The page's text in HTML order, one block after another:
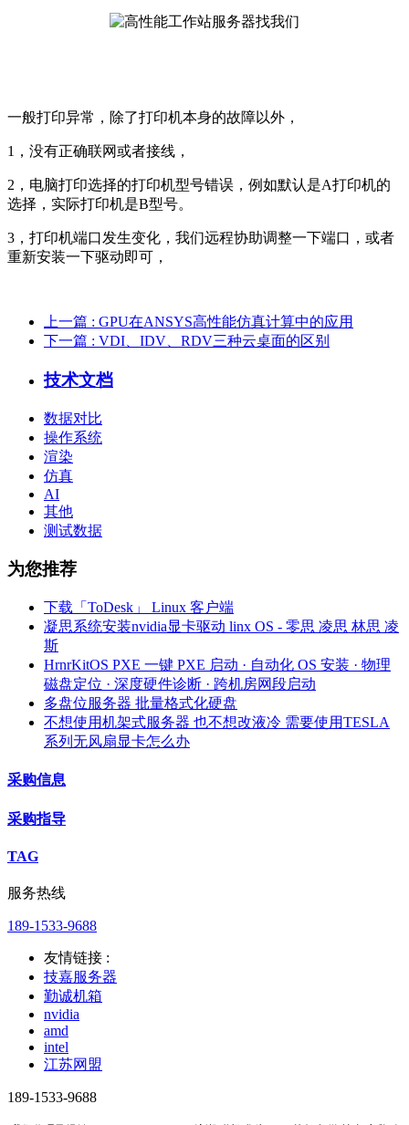
一般打印异常，除了打印机本身的故障以外，
1，没有正确联网或者接线，
2，电脑打印选择的打印机型号错误，例如默认是A打印机的
选择，实际打印机是B型号。
3，打印机端口发生变化，我们远程协助调整一下端口，或者
重新安装一下驱动即可，
上一篇 : GPU在ANSYS高性能仿真计算中的应用
下一篇 : VDI、IDV、RDV三种云桌面的区别
技术文档
数据对比
操作系统
渲染
仿真
AI
其他
测试数据
为您推荐
下载「ToDesk」 Linux 客户端
凝思系统安装nvidia显卡驱动 linx OS - 零思 凌思 林思 凌
斯
HrnrKitOS PXE 一键 PXE 启动 · 自动化 OS 安装 · 物理
磁盘定位 · 深度硬件诊断 · 跨机房网段启动
多盘位服务器 批量格式化硬盘
不想使用机架式服务器 也不想改液冷 需要使用TESLA
系列无风扇显卡怎么办
采购信息
采购指导
TAG
服务热线
189-1533-9688
友情链接 :
技嘉服务器
勤诚机箱
nvidia
amd
intel
江苏网盟
189-1533-9688